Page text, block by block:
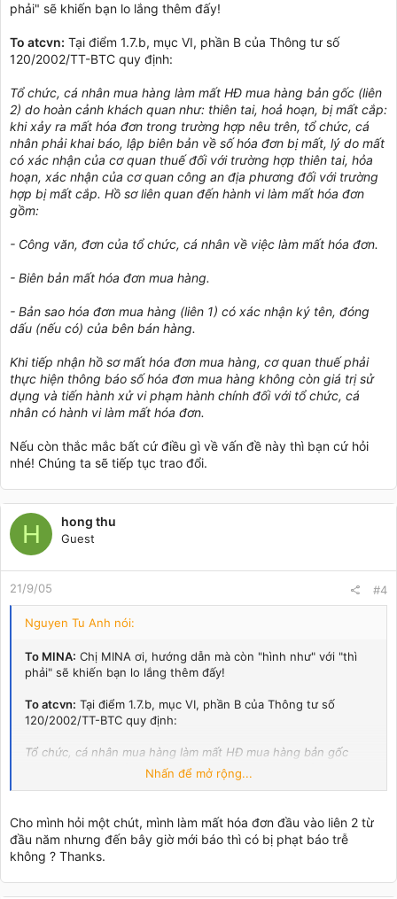
phải" sẽ khiến bạn lo lắng thêm đấy!
To atcvn: Tại điểm 1.7.b, mục VI, phần B của Thông tư số
120/2002/TT-BTC quy định:
Tổ chức, cá nhân mua hàng làm mất HĐ mua hàng bản gốc (liên
2) do hoàn cảnh khách quan như: thiên tai, hoả hoạn, bị mất cắp:
khi xảy ra mất hóa đơn trong trường hợp nêu trên, tổ chức, cá
nhân phải khai báo, lập biên bản về số hóa đơn bị mất, lý do mất
có xác nhận của cơ quan thuế đối với trường hợp thiên tai, hỏa
hoạn, xác nhận của cơ quan công an địa phương đối với trường
hợp bị mất cắp. Hồ sơ liên quan đến hành vi làm mất hóa đơn
gồm:
- Công văn, đơn của tổ chức, cá nhân về việc làm mất hóa đơn.
- Biên bản mất hóa đơn mua hàng.
- Bản sao hóa đơn mua hàng (liên 1) có xác nhận ký tên, đóng
dấu (nếu có) của bên bán hàng.
Khi tiếp nhận hồ sơ mất hóa đơn mua hàng, cơ quan thuế phải
thực hiện thông báo số hóa đơn mua hàng không còn giá trị sử
dụng và tiến hành xử vi phạm hành chính đối với tổ chức, cá
nhân có hành vi làm mất hóa đơn.
Nếu còn thắc mắc bất cứ điều gì về vấn đề này thì bạn cứ hỏi
nhé! Chúng ta sẽ tiếp tục trao đổi.
H hong thu
Guest
21/9/05 #4
Nguyen Tu Anh nói:
To MINA: Chị MINA ơi, hướng dẫn mà còn "hình như" với "thì
phải" sẽ khiến bạn lo lắng thêm đấy!
To atcvn: Tại điểm 1.7.b, mục VI, phần B của Thông tư số
120/2002/TT-BTC quy định:
Tổ chức, cá nhân mua hàng làm mất HĐ mua hàng bản gốc
(liên 2) do hoàn cảnh khách quan như: thiên tai, hoả hoạn, bị
mất cắp: khi xảy ra mất hóa đơn trong trường hợp nêu trên, tổ
mất, lý do mất có xác nhận của cơ quan thuế đối với trường
hợp thiên tai, hỏa hoạn, xác nhận của cơ quan công an địa
phương đối với trường hợp bị mất cắp. Hồ sơ liên quan đến
hành vi làm mất hóa đơn gồm:
- Công văn, đơn của tổ chức, cá nhân về việc làm mất hóa
Nhấn để mở rộng...
Cho mình hỏi một chút, mình làm mất hóa đơn đầu vào liên 2 từ
đầu năm nhưng đến bây giờ mới báo thì có bị phạt báo trễ
không ? Thanks.